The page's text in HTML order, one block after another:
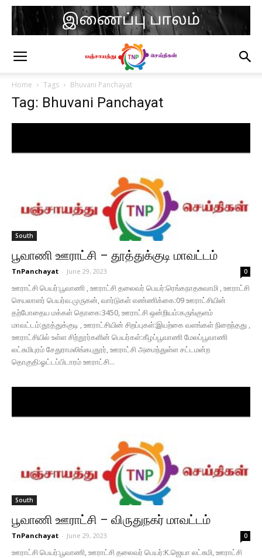
Home Tags Bhuvani Panchayat
Tag: Bhuvani Panchayat
South
பூவாணி ஊராட்சி – தூத்துக்குடி மாவட்டம்
TnPanchayat - June 29, 2023 0
ஊராட்சி பெயர்:பூவாணி , ஊராட்சி தலைவர் பெயர்:ரெங்கநாதசுவாமி , ஊராட்சி
செயலாளர் பெயர்வ.முருகன், வார்டுகள் எண்ணிக்கை:09 ஊராட்சியின்
தற்போதைய மக்கள் தொகை:3450, ஊராட்சி ஒன்றியம்:கருங்குளம்
மாவட்டம்:தூத்துக்குடி , ஊராட்சியின் சிறப்புகள்:இயற்கை வளங்கள் நிறைந்தது ,
ஊராட்சியில் உள்ள சிற்றூர்களின் பெயர்கள்:கீழப்பூவாணி மேலப்பூவாணி
லட்சுமிபுரம் சேதுராமலிங்கபுதூர், ஊராட்சி அமைந்துள்ள சட்டமன்ற
தொகுதி:ஓட்டப்பிடாரம் ஊராட்சி...
South
பூவாணி ஊராட்சி – விருதுநகர் மாவட்டம்
TnPanchayat - June 29, 2023 0
ஊராட்சி பெயர்:பூவாணி, ஊராட்சி தலைவர் பெயர்:K.ஜெயா லட்சுமி, ஊராட்சி